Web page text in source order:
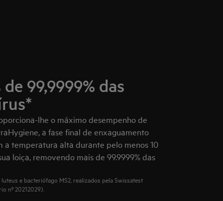
99,9999% das
lhe o máximo desempenho de
a fase final de enxaguamento
a temperatura alta durante pelo menos 10
loiça, removendo mais de 99.9999% das
e bacteriófago MS2, realizados pela Swissatest
nº 20212029).